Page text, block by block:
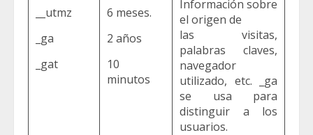
Información sobre
el origen de
las visitas,
palabras claves,
navegador
utilizado, etc. _ga
se usa para
distinguir a los
usuarios.
__utmz
_ga
_gat
6 meses.
2 años
10
minutos